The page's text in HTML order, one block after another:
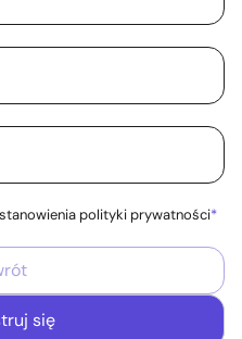
polityki prywatności
się